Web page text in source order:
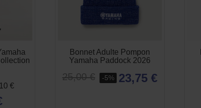
€
Bonnet Adulte Pompon
Yamaha Paddock 2026
25,00 € -5% 23,75 €